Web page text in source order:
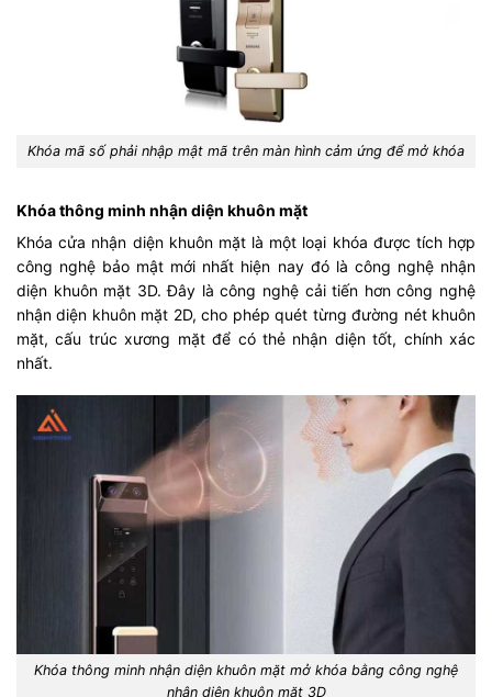
Khóa mã số phải nhập mật mã trên màn hình cảm ứng để mở khóa
Khóa thông minh nhận diện khuôn mặt
Khóa cửa nhận diện khuôn mặt là một loại khóa được tích hợp
công nghệ bảo mật mới nhất hiện nay đó là công nghệ nhận
diện khuôn mặt 3D. Đây là công nghệ cải tiến hơn công nghệ
nhận diện khuôn mặt 2D, cho phép quét từng đường nét khuôn
mặt, cấu trúc xương mặt để có thẻ nhận diện tốt, chính xác
nhất.
Khóa thông minh nhận diện khuôn mặt mở khóa bằng công nghệ
nhận diện khuôn mặt 3D